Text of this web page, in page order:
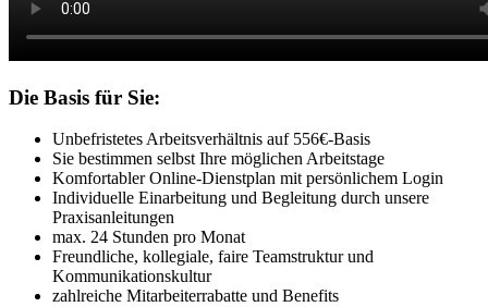
Die Basis für Sie:
Unbefristetes Arbeitsverhältnis auf 556€-Basis
Sie bestimmen selbst Ihre möglichen Arbeitstage
Komfortabler Online-Dienstplan mit persönlichem Login
Individuelle Einarbeitung und Begleitung durch unsere
Praxisanleitungen
max. 24 Stunden pro Monat
Freundliche, kollegiale, faire Teamstruktur und
Kommunikationskultur
zahlreiche Mitarbeiterrabatte und Benefits